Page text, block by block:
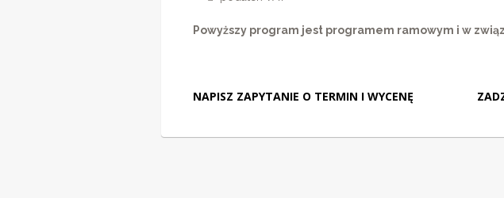
Powyższy program jest programem ramowym i w
NAPISZ ZAPYTANIE O TERMIN I WYCENĘ